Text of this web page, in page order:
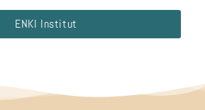
ENKI Institut